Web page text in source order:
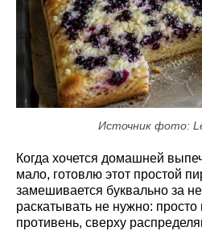
Источник фото:
Когда хочется домашней
мало, готовлю этот простой
замешивается буквально за
раскатывать не нужно:
противень, сверху